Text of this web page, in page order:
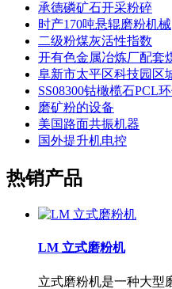
承德磷矿石开采粉碎
时产170吨悬辊磨粉机械
二级粉煤灰活性指数
开有色金属冶炼厂配套
阜新市太平区科技园区
SS08300钴橄榄石PCL
磨矿粉的设备
美国路面共振机器
国外提升机电控
热销产品
LM 立式磨粉机
立式磨粉机是一种大型